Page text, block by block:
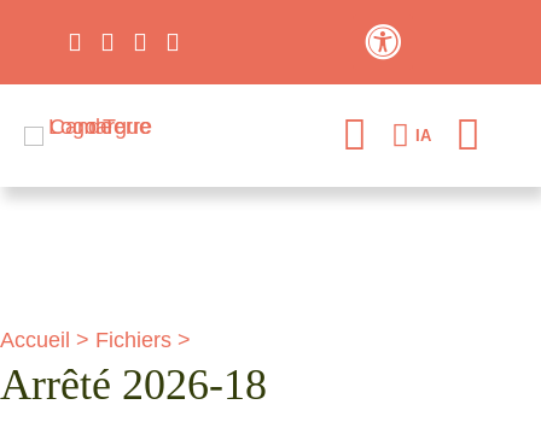
IA
Accueil > Fichiers >
Arrêté 2026-18